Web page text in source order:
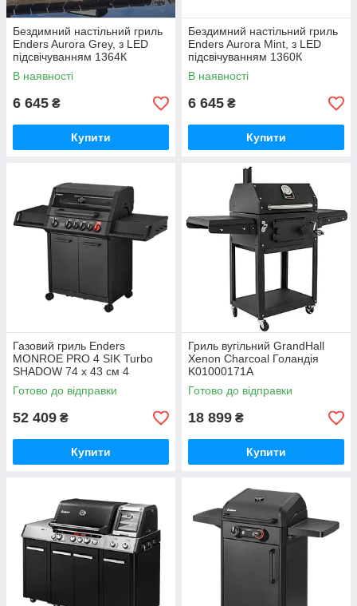
Бездимний настільний гриль
Enders Aurora Grey, з LED
підсвічуванням 1364К
В наявності
6 645 ₴
Купити
Бездимний настільний гриль
Enders Aurora Mint, з LED
підсвічуванням 1360К
В наявності
6 645 ₴
Купити
Газовий гриль Enders
MONROE PRO 4 SIK Turbo
SHADOW 74 х 43 см 4
пальники Німеччина 8385К
Готово до відправки
52 409 ₴
Купити
Гриль вугільний GrandHall
Xenon Charcoal Голандія
K01000171A
Готово до відправки
18 899 ₴
Купити